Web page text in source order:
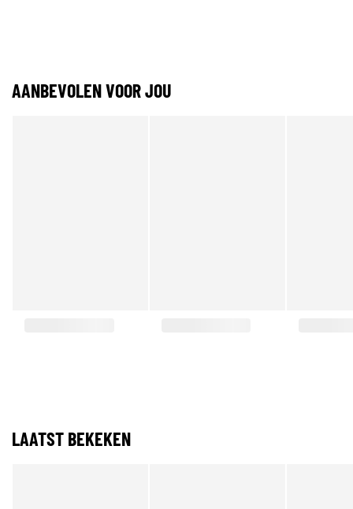
AANBEVOLEN VOOR JOU
LAATST BEKEKEN